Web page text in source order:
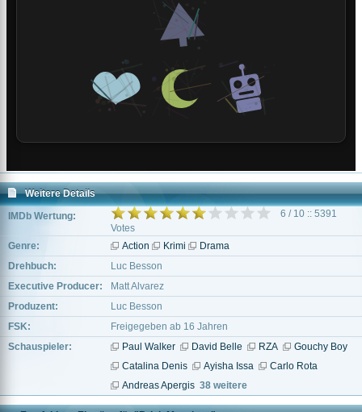
Weitere Details
IMDb Wertung:
6 / 10 :: 5391
Votes
Genre:
Action Krimi
Drama
Drehbuch:
Luc Besson
Executive Producer:
Matt Alvarez
Produzent:
Luc Besson
FSK:
Freigegeben ab 16 Jahren
Schauspieler:
Paul Walker David Belle RZA
Gouchy Boy
Catalina Denis
Ayisha Issa
Carlo Rota
Andreas Apergis 38 weitere